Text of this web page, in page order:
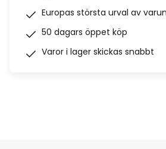
Europas största urval av
50 dagars öppet köp
Varor i lager skickas snabbt